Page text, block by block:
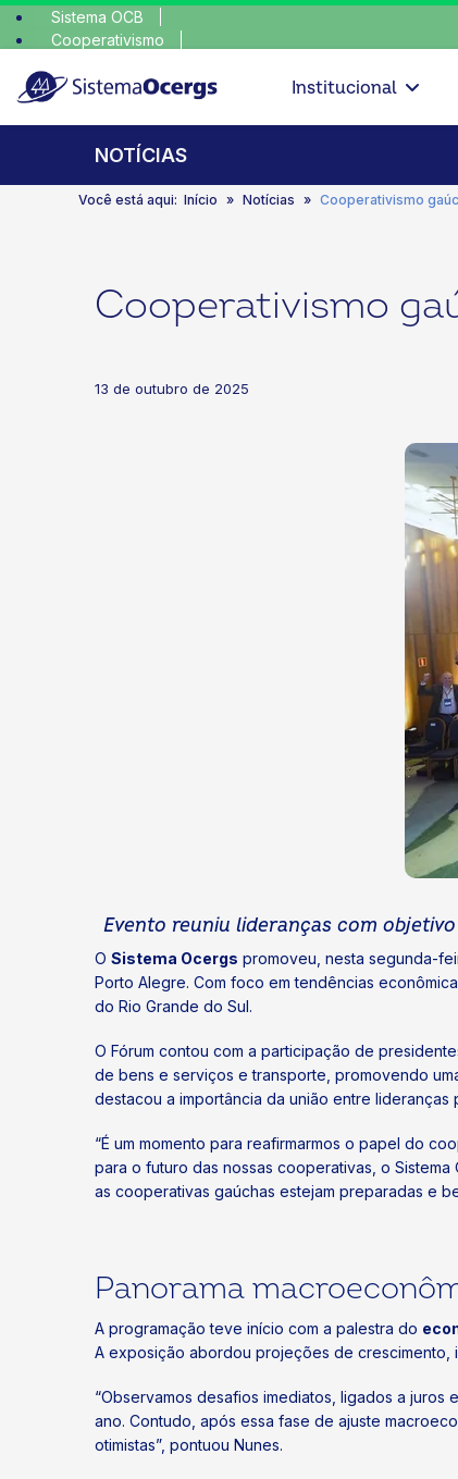
Sistema OCB
Cooperativismo
Institucional
NOTÍCIAS
Você está aqui: Início Notícias Cooperativismo
Cooperativismo
13 de outubro de 2025
Evento reuniu lideranças com
O Sistema Ocergs promoveu, nesta segunda-
Porto Alegre. Com foco em tendências
do Rio Grande do Sul.
O Fórum contou com a participação de
de bens e serviços e transporte, promovendo
destacou a importância da união entre
“É um momento para reafirmarmos o papel do
para o futuro das nossas cooperativas, o
as cooperativas gaúchas estejam preparadas e
Panorama
A programação teve início com a palestra do
A exposição abordou projeções de crescimento,
“Observamos desafios imediatos, ligados a
ano. Contudo, após essa fase de ajuste
otimistas”, pontuou Nunes.